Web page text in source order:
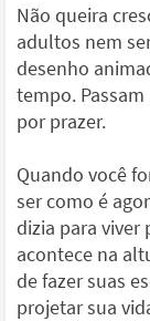
Não queira
adultos nem
desenho
tempo.
por prazer.
Quando você
ser como é
dizia para viver
acontece na
de fazer suas
projetar sua